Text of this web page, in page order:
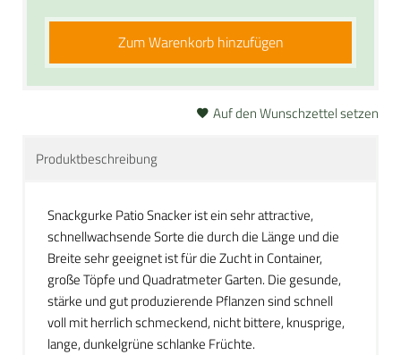
Zum Warenkorb hinzufügen
Auf den Wunschzettel setzen
Produktbeschreibung
Snackgurke Patio Snacker ist ein sehr attractive,
schnellwachsende Sorte die durch die Länge und die
Breite sehr geeignet ist für die Zucht in Container,
große Töpfe und Quadratmeter Garten. Die gesunde,
stärke und gut produzierende Pflanzen sind schnell
voll mit herrlich schmeckend, nicht bittere, knusprige,
lange, dunkelgrüne schlanke Früchte.